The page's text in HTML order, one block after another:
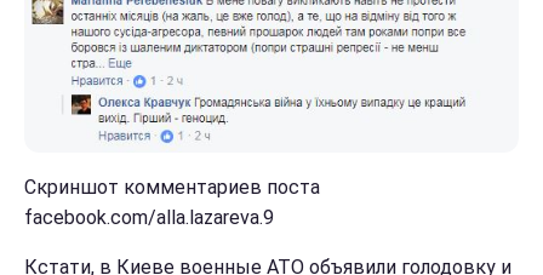
Скриншот комментариев поста
facebook.com/alla.lazareva.9
Кстати, в Киеве военные АТО объявили голодовку и